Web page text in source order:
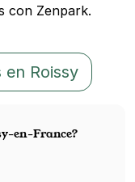
con Zenpark.
Roissy
en-France?